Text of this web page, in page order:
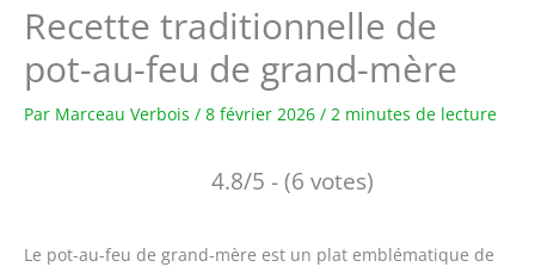
Recette traditionnelle de
pot-au-feu de grand-mère
Par Marceau Verbois / 8 février 2026 / 2 minutes de lecture
4.8/5 - (6 votes)
Le pot-au-feu de grand-mère est un plat emblématique de